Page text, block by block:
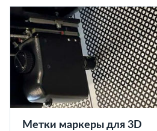
Метки маркеры для 3D